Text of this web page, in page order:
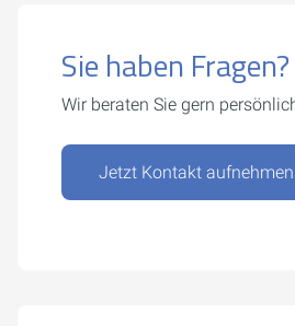
Sie haben Fragen?
Wir beraten Sie gern
Jetzt Kontakt